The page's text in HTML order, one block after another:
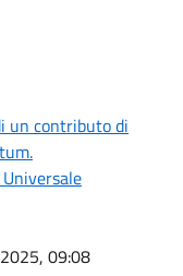
un contributo di
09:08